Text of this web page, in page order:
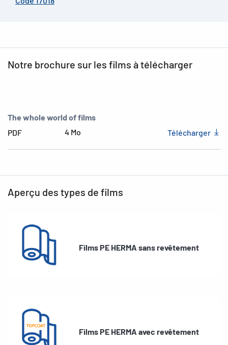
Notre brochure sur les films à télécharger
The whole world of films
PDF
4 Mo Télécharger
Aperçu des types de films
Films PE HERMA sans revêtement
Films PE HERMA avec revêtement